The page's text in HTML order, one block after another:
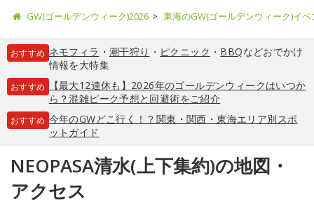
GW(ゴールデンウィーク)2026 東海のGW(ゴールデンウィーク)イ
おすすめ ネモフィラ ・ 潮干狩り ・ ピクニック ・ BBQなどおでかけ
情報を大特集
おすすめ
【最大12連休も】2026年のゴールデンウィークはいつか
ら？混雑ピーク予想と回避術をご紹介
おすすめ 今年のGWどこ行く！？関東・関西・東海エリア別スポ
ットガイド
NEOPASA清水(上下集約)の地図・
アクセス